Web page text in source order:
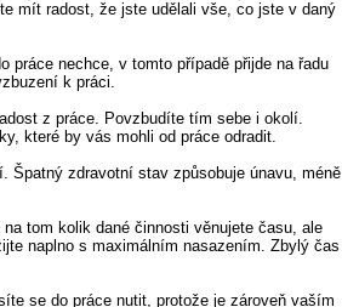
mít radost, že jste udělali vše, co jste v daný
práce nechce, v tomto případě přijde na řadu
k práci.
z práce. Povzbudíte tím sebe i okolí.
které by vás mohli od práce odradit.
Špatný zdravotní stav způsobuje únavu, méně
tom kolik dané činnosti věnujete času, ale
naplno s maximálním nasazením. Zbylý čas
se do práce nutit, protože je zároveň vaším